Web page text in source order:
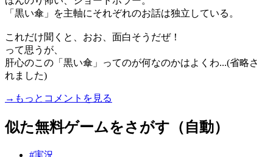
「黒い傘」を主軸にそれぞれのお話は独立している。
これだけ聞くと、おお、面白そうだぜ！
って思うが、
肝心のこの「黒い傘」ってのが何なのかはよくわ...(省略さ
れました)
→もっとコメントを見る
似た無料ゲームをさがす（自動）
#実況